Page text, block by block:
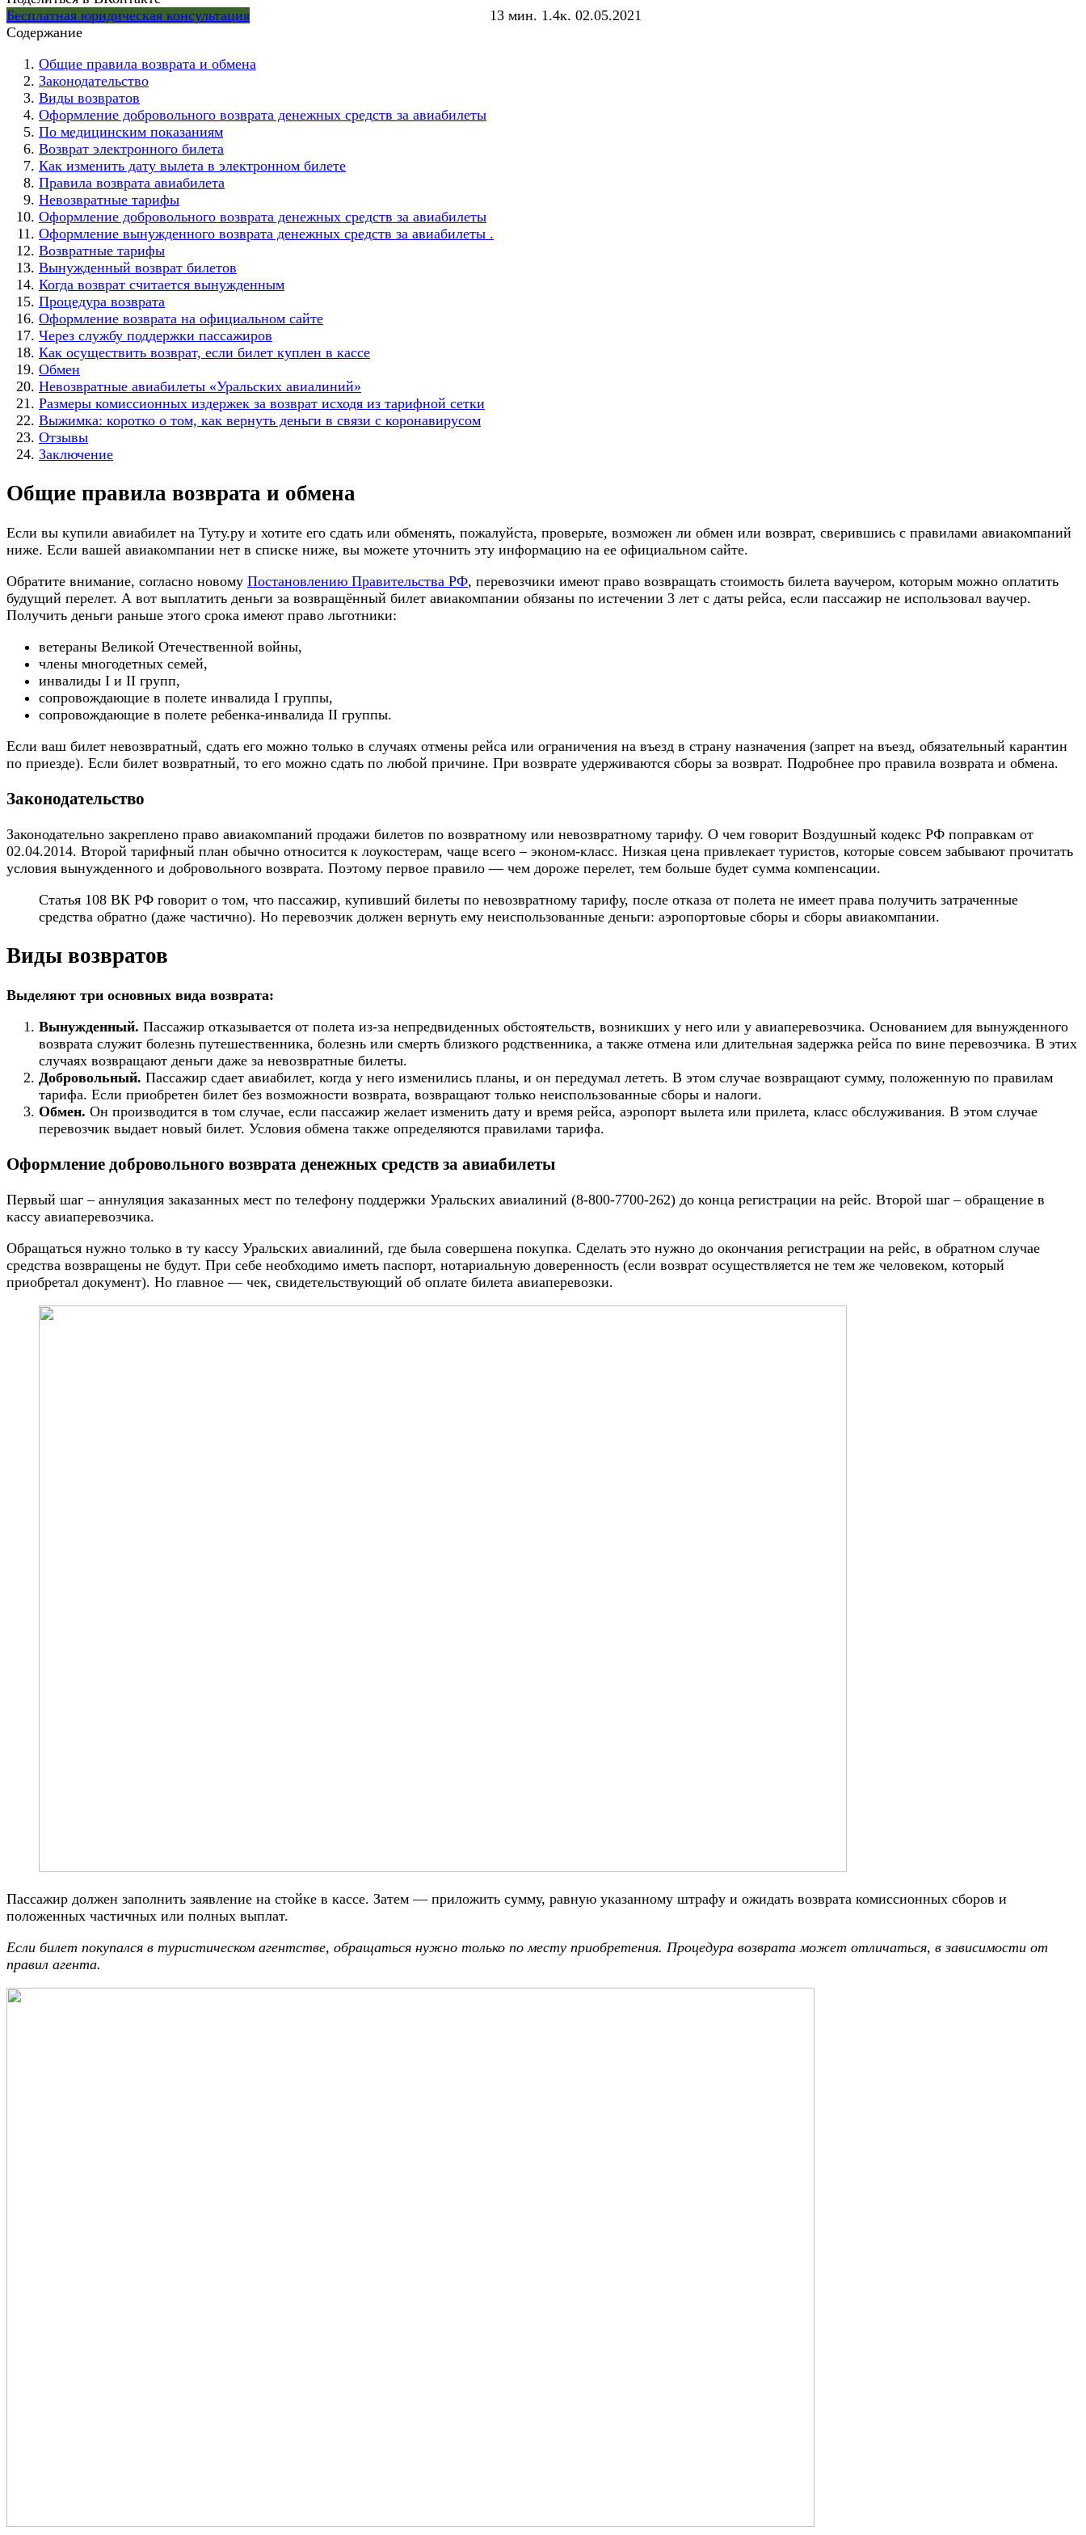
Бесплатная юридическая консультация
13 мин. 1.4к. 02.05.2021
Содержание
Общие правила возврата и обмена
Законодательство
Виды возвратов
Оформление добровольного возврата денежных средств за авиабилеты
По медицинским показаниям
Возврат электронного билета
Как изменить дату вылета в электронном билете
Правила возврата авиабилета
Невозвратные тарифы
Оформление добровольного возврата денежных средств за авиабилеты
Оформление вынужденного возврата денежных средств за авиабилеты .
Возвратные тарифы
Вынужденный возврат билетов
Когда возврат считается вынужденным
Процедура возврата
Оформление возврата на официальном сайте
Через службу поддержки пассажиров
Как осуществить возврат, если билет куплен в кассе
Обмен
Невозвратные авиабилеты «Уральских авиалиний»
Размеры комиссионных издержек за возврат исходя из тарифной сетки
Выжимка: коротко о том, как вернуть деньги в связи с коронавирусом
Отзывы
Заключение
Общие правила возврата и обмена
Если вы купили авиабилет на Туту.ру и хотите его сдать или обменять, пожалуйста, проверьте, возможен ли обмен или возврат, сверившись с правилами авиакомпаний
ниже. Если вашей авиакомпании нет в списке ниже, вы можете уточнить эту информацию на ее официальном сайте.
Обратите внимание, согласно новому Постановлению Правительства РФ, перевозчики имеют право возвращать стоимость билета ваучером, которым можно оплатить
будущий перелет. А вот выплатить деньги за возвращённый билет авиакомпании обязаны по истечении 3 лет с даты рейса, если пассажир не использовал ваучер.
Получить деньги раньше этого срока имеют право льготники:
ветераны Великой Отечественной войны,
члены многодетных семей,
инвалиды I и II групп,
сопровождающие в полете инвалида I группы,
сопровождающие в полете ребенка-инвалида II группы.
Если ваш билет невозвратный, сдать его можно только в случаях отмены рейса или ограничения на въезд в страну назначения (запрет на въезд, обязательный карантин
по приезде). Если билет возвратный, то его можно сдать по любой причине. При возврате удерживаются сборы за возврат. Подробнее про правила возврата и обмена.
Законодательство
Законодательно закреплено право авиакомпаний продажи билетов по возвратному или невозвратному тарифу. О чем говорит Воздушный кодекс РФ поправкам от
02.04.2014. Второй тарифный план обычно относится к лоукостерам, чаще всего – эконом-класс. Низкая цена привлекает туристов, которые совсем забывают прочитать
условия вынужденного и добровольного возврата. Поэтому первое правило — чем дороже перелет, тем больше будет сумма компенсации.
Статья 108 ВК РФ говорит о том, что пассажир, купивший билеты по невозвратному тарифу, после отказа от полета не имеет права получить затраченные
средства обратно (даже частично). Но перевозчик должен вернуть ему неиспользованные деньги: аэропортовые сборы и сборы авиакомпании.
Виды возвратов
Выделяют три основных вида возврата:
Вынужденный. Пассажир отказывается от полета из-за непредвиденных обстоятельств, возникших у него или у авиаперевозчика. Основанием для вынужденного
возврата служит болезнь путешественника, болезнь или смерть близкого родственника, а также отмена или длительная задержка рейса по вине перевозчика. В этих
случаях возвращают деньги даже за невозвратные билеты.
Добровольный. Пассажир сдает авиабилет, когда у него изменились планы, и он передумал лететь. В этом случае возвращают сумму, положенную по правилам
тарифа. Если приобретен билет без возможности возврата, возвращают только неиспользованные сборы и налоги.
Обмен. Он производится в том случае, если пассажир желает изменить дату и время рейса, аэропорт вылета или прилета, класс обслуживания. В этом случае
перевозчик выдает новый билет. Условия обмена также определяются правилами тарифа.
Оформление добровольного возврата денежных средств за авиабилеты
Первый шаг – аннуляция заказанных мест по телефону поддержки Уральских авиалиний (8-800-7700-262) до конца регистрации на рейс. Второй шаг – обращение в
кассу авиаперевозчика.
Обращаться нужно только в ту кассу Уральских авиалиний, где была совершена покупка. Сделать это нужно до окончания регистрации на рейс, в обратном случае
средства возвращены не будут. При себе необходимо иметь паспорт, нотариальную доверенность (если возврат осуществляется не тем же человеком, который
приобретал документ). Но главное — чек, свидетельствующий об оплате билета авиаперевозки.
Пассажир должен заполнить заявление на стойке в кассе. Затем — приложить сумму, равную указанному штрафу и ожидать возврата комиссионных сборов и
положенных частичных или полных выплат.
Если билет покупался в туристическом агентстве, обращаться нужно только по месту приобретения. Процедура возврата может отличаться, в зависимости от
правил агента.